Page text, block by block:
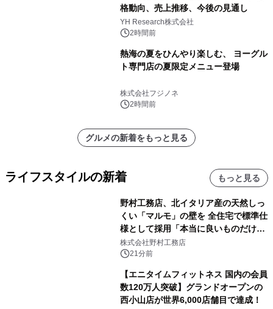
格動向、売上推移、今後の見通し
YH Research株式会社
2時間前
熱海の夏をひんやり楽しむ、 ヨーグル
ト専門店の夏限定メニュー登場
株式会社フジノネ
2時間前
グルメの新着をもっと見る
ライフスタイルの新着 もっと見る
野村工務店、北イタリア産の天然しっ
くい「マルモ」の壁を 全住宅で標準仕
様として採用「本当に良いものだけに
こだわる」
株式会社野村工務店
21分前
【エニタイムフィットネス 国内の会員
数120万人突破】グランドオープンの
西小山店が世界6,000店舗目で達成！